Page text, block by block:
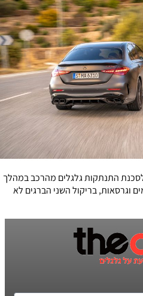
התנתקות גלגלים מהרכב במהלך
אחד נוגע ל-25 דגמים וגרסאות, בריקול השני הברגים לא